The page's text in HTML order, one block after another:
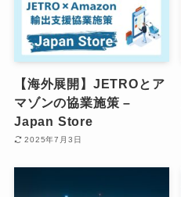
【海外展開】JETROとア
マゾンの協業施策 –
Japan Store
2025年7月3日